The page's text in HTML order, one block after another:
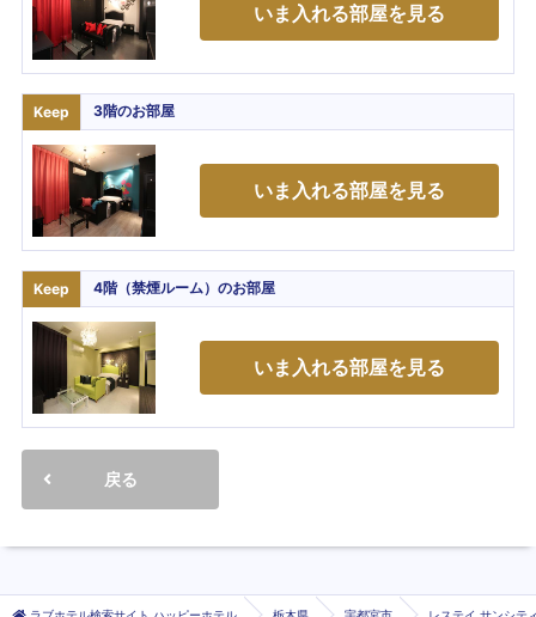
いま入れる部屋を見る
Keep 3階のお部屋
いま入れる部屋を見る
Keep 4階（禁煙ルーム）のお部屋
いま入れる部屋を見る
戻る